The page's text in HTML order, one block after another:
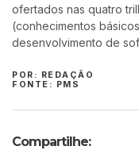
ofertados nas quatro
(conhecimentos
desenvolvimento de
POR: REDAÇÃO
FONTE: PMS
Compartilhe: